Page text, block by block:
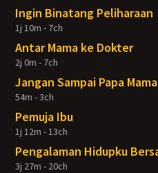
Ingin Binatang Peliharaan
1j 10m - 7ch
Antar Mama ke Dokter
2j 0m - 7ch
Jangan Sampai Papa
54m - 3ch
Pemuja Ibu
1j 12m - 13ch
Pengalaman Hidupku
3j 27m - 20ch